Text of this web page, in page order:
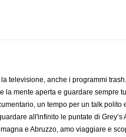
televisione, anche i programmi
la mente aperta e guardare sempre
un tempo per un talk polito
all'infinito le puntate di Grey’s
e Abruzzo, amo viaggiare e